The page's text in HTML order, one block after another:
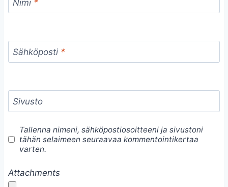
Nimi *
Sähköposti *
Sivusto
Tallenna nimeni, sähköpostiosoitteeni ja sivustoni
tähän selaimeen seuraavaa kommentointikertaa
varten.
Attachments